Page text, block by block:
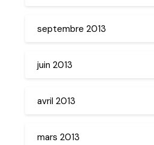
septembre 2013
juin 2013
avril 2013
mars 2013